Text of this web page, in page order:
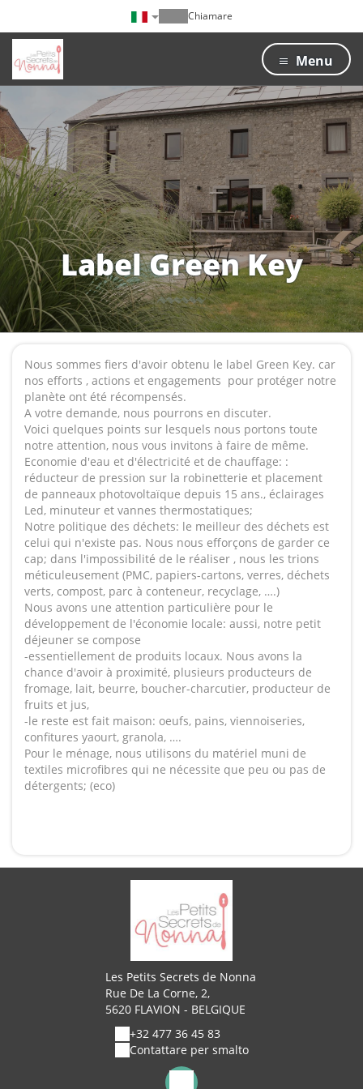
Chiamare
Menu
Label Green Key
Nous sommes fiers d'avoir obtenu le label Green Key. car
nos efforts , actions et engagements pour protéger notre
planète ont été récompensés.
A votre demande, nous pourrons en discuter.
Voici quelques points sur lesquels nous portons toute
notre attention, nous vous invitons à faire de même.
Economie d'eau et d'électricité et de chauffage: :
réducteur de pression sur la robinetterie et placement
de panneaux photovoltaïque depuis 15 ans., éclairages
Led, minuteur et vannes thermostatiques;
Notre politique des déchets: le meilleur des déchets est
celui qui n'existe pas. Nous nous efforçons de garder ce
cap; dans l'impossibilité de le réaliser , nous les trions
méticuleusement (PMC, papiers-cartons, verres, déchets
verts, compost, parc à conteneur, recyclage, ….)
Nous avons une attention particulière pour le
développement de l'économie locale: aussi, notre petit
déjeuner se compose
-essentiellement de produits locaux. Nous avons la
chance d'avoir à proximité, plusieurs producteurs de
fromage, lait, beurre, boucher-charcutier, producteur de
fruits et jus,
-le reste est fait maison: oeufs, pains, viennoiseries,
confitures yaourt, granola, ….
Pour le ménage, nous utilisons du matériel muni de
textiles microfibres qui ne nécessite que peu ou pas de
détergents; (eco)
Les Petits Secrets de Nonna
Rue De La Corne, 2,
5620 FLAVION - BELGIQUE
+32 477 36 45 83
Contattare per smalto